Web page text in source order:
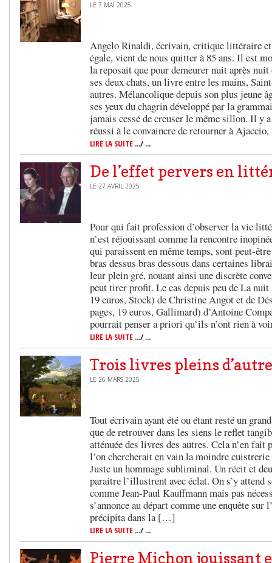
LE 7 MAI 2025
Angelo Rinaldi, écrivain, critique littéraire et
égale, vient de nous quitter à 85 ans. Il est
la reposait que pour demeurer nuit après
ses deux chats, un livre entre les mains,
autres. Mélancolique depuis son plus jeune
ses yeux du chagrin développé par la
jamais cessé de creuser le même sillon. Il y
réussi à le convaincre de retourner à
LIRE LA SUITE .../ ...
De l’effet pervers en
LE 27 AVRIL 2025
Pour qui fait profession d’observer la vie
n’est réjouissant comme la rencontre
qui paraissent en même temps, sont peut-
bras dessus bras dessous dans certaines
leur plein gré, nouant ainsi une discrète
peut tirer profit. Le cas depuis peu de La nuit
19 euros, Stock) de Christine Angot et de
pages, 19 euros, Gallimard) d’Antoine
pourrait penser a priori qu’ils n’ont rien à
LIRE LA SUITE .../ ...
Trois livres pleins
LE 26 MARS 2025
Tout écrivain ayant été ou étant resté un
que de retrouver dans les siens le reflet
atténuée des livres des autres. Cela n’en fait
l’on chercherait en vain la moindre cuistrerie
Juste un hommage subliminal. Un récit et
paraitre l’illustrent avec éclat. On s’y attend
comme Jean-Paul Kauffmann mais pas
s’annonce au départ comme une enquête sur
précipita dans la […]
LIRE LA SUITE .../ ...
Pierre Michon jouissant